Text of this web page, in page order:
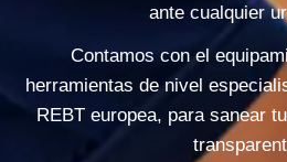
ante cualquier
Contamos con el
herramientas de nivel
REBT europea, para sanear